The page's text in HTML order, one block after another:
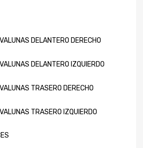
DELANTERO DERECHO
DELANTERO IZQUIERDO
TRASERO DERECHO
TRASERO IZQUIERDO